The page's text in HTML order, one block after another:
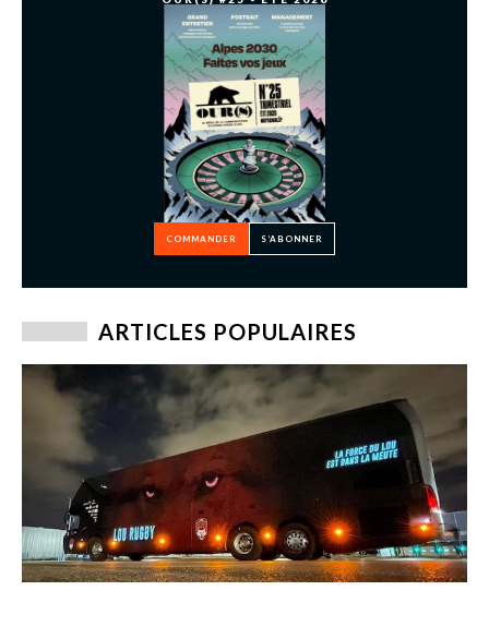
COMMANDER S’ABONNER
ARTICLES POPULAIRES